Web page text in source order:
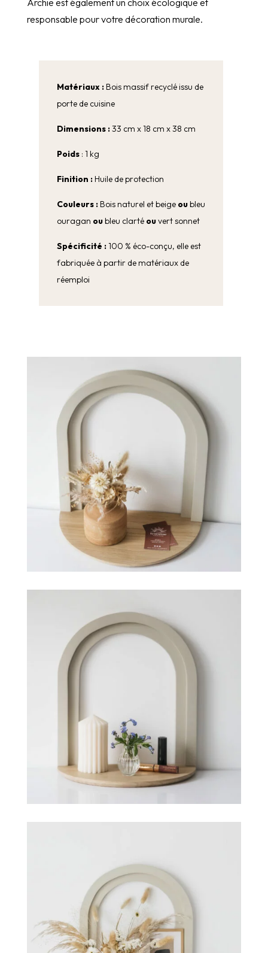
Archie est également un choix écologique et
responsable pour votre décoration murale.
Matériaux : Bois massif recyclé issu de
porte de cuisine
Dimensions :33 cm x 18 cm x 38 cm
Poids: 1 kg
Finition :Huile de protection
Couleurs :Bois naturel et beige oubleu
ouragan oubleu clartéouvert sonnet
Spécificité :100 % éco-conçu, elle est
fabriquée à partir de matériaux de
réemploi